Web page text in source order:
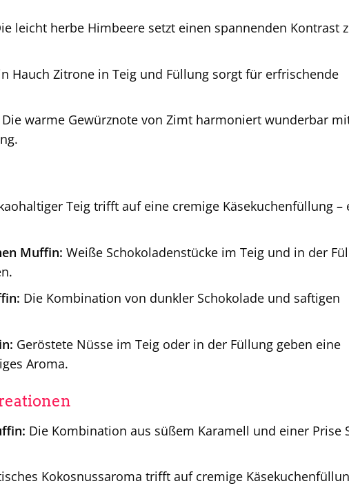
leicht herbe Himbeere setzt einen spannenden Kontrast
Hauch Zitrone in Teig und Füllung sorgt für erfrischende
Die warme Gewürznote von Zimt harmoniert wunderbar
Teig trifft auf eine cremige Käsekuchenfüllung –
Muffin: Weiße Schokoladenstücke im Teig und in der
Die Kombination von dunkler Schokolade und saftigen
Geröstete Nüsse im Teig oder in der Füllung geben eine
Aroma.
Die Kombination aus süßem Karamell und einer Prise
Kokosnussaroma trifft auf cremige